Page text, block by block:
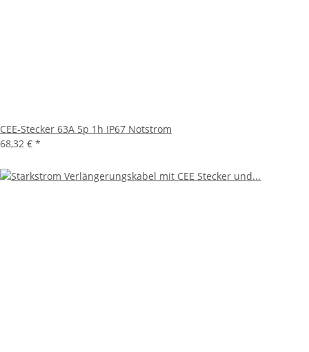
CEE-Stecker 63A 5p 1h IP67 Notstrom
68,32 € *